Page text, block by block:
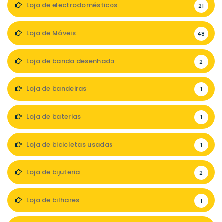
Loja de electrodomésticos 21
Loja de Móveis 48
Loja de banda desenhada 2
Loja de bandeiras 1
Loja de baterias 1
Loja de bicicletas usadas 1
Loja de bijuteria 2
Loja de bilhares 1